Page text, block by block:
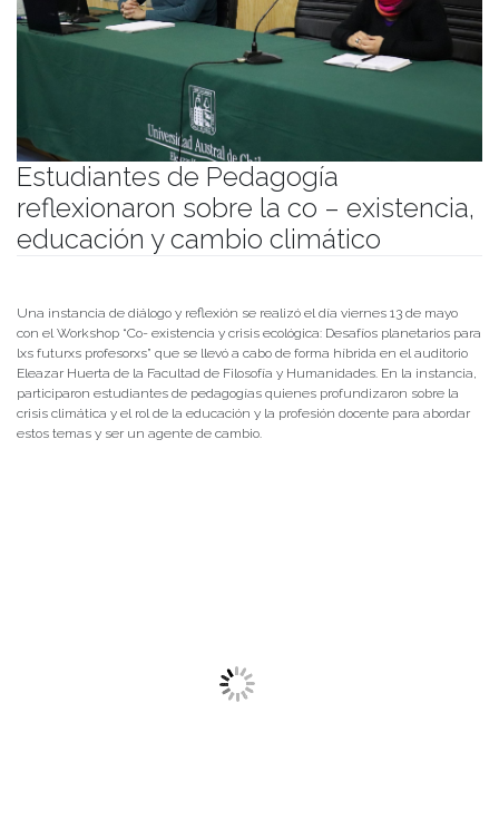
Estudiantes de Pedagogía
reflexionaron sobre la co – existencia,
educación y cambio climático
Una instancia de diálogo y reflexión se realizó el día viernes 13 de mayo
con el Workshop “Co- existencia y crisis ecológica: Desafíos planetarios para
lxs futurxs profesorxs” que se llevó a cabo de forma híbrida en el auditorio
Eleazar Huerta de la Facultad de Filosofía y Humanidades. En la instancia,
participaron estudiantes de pedagogías quienes profundizaron sobre la
crisis climática y el rol de la educación y la profesión docente para abordar
estos temas y ser un agente de cambio.